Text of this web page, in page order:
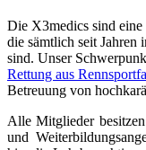
Die X3medics sind
die sämtlich seit
sind. Unser
Rettung aus
Betreuung von
Alle Mitglieder
und